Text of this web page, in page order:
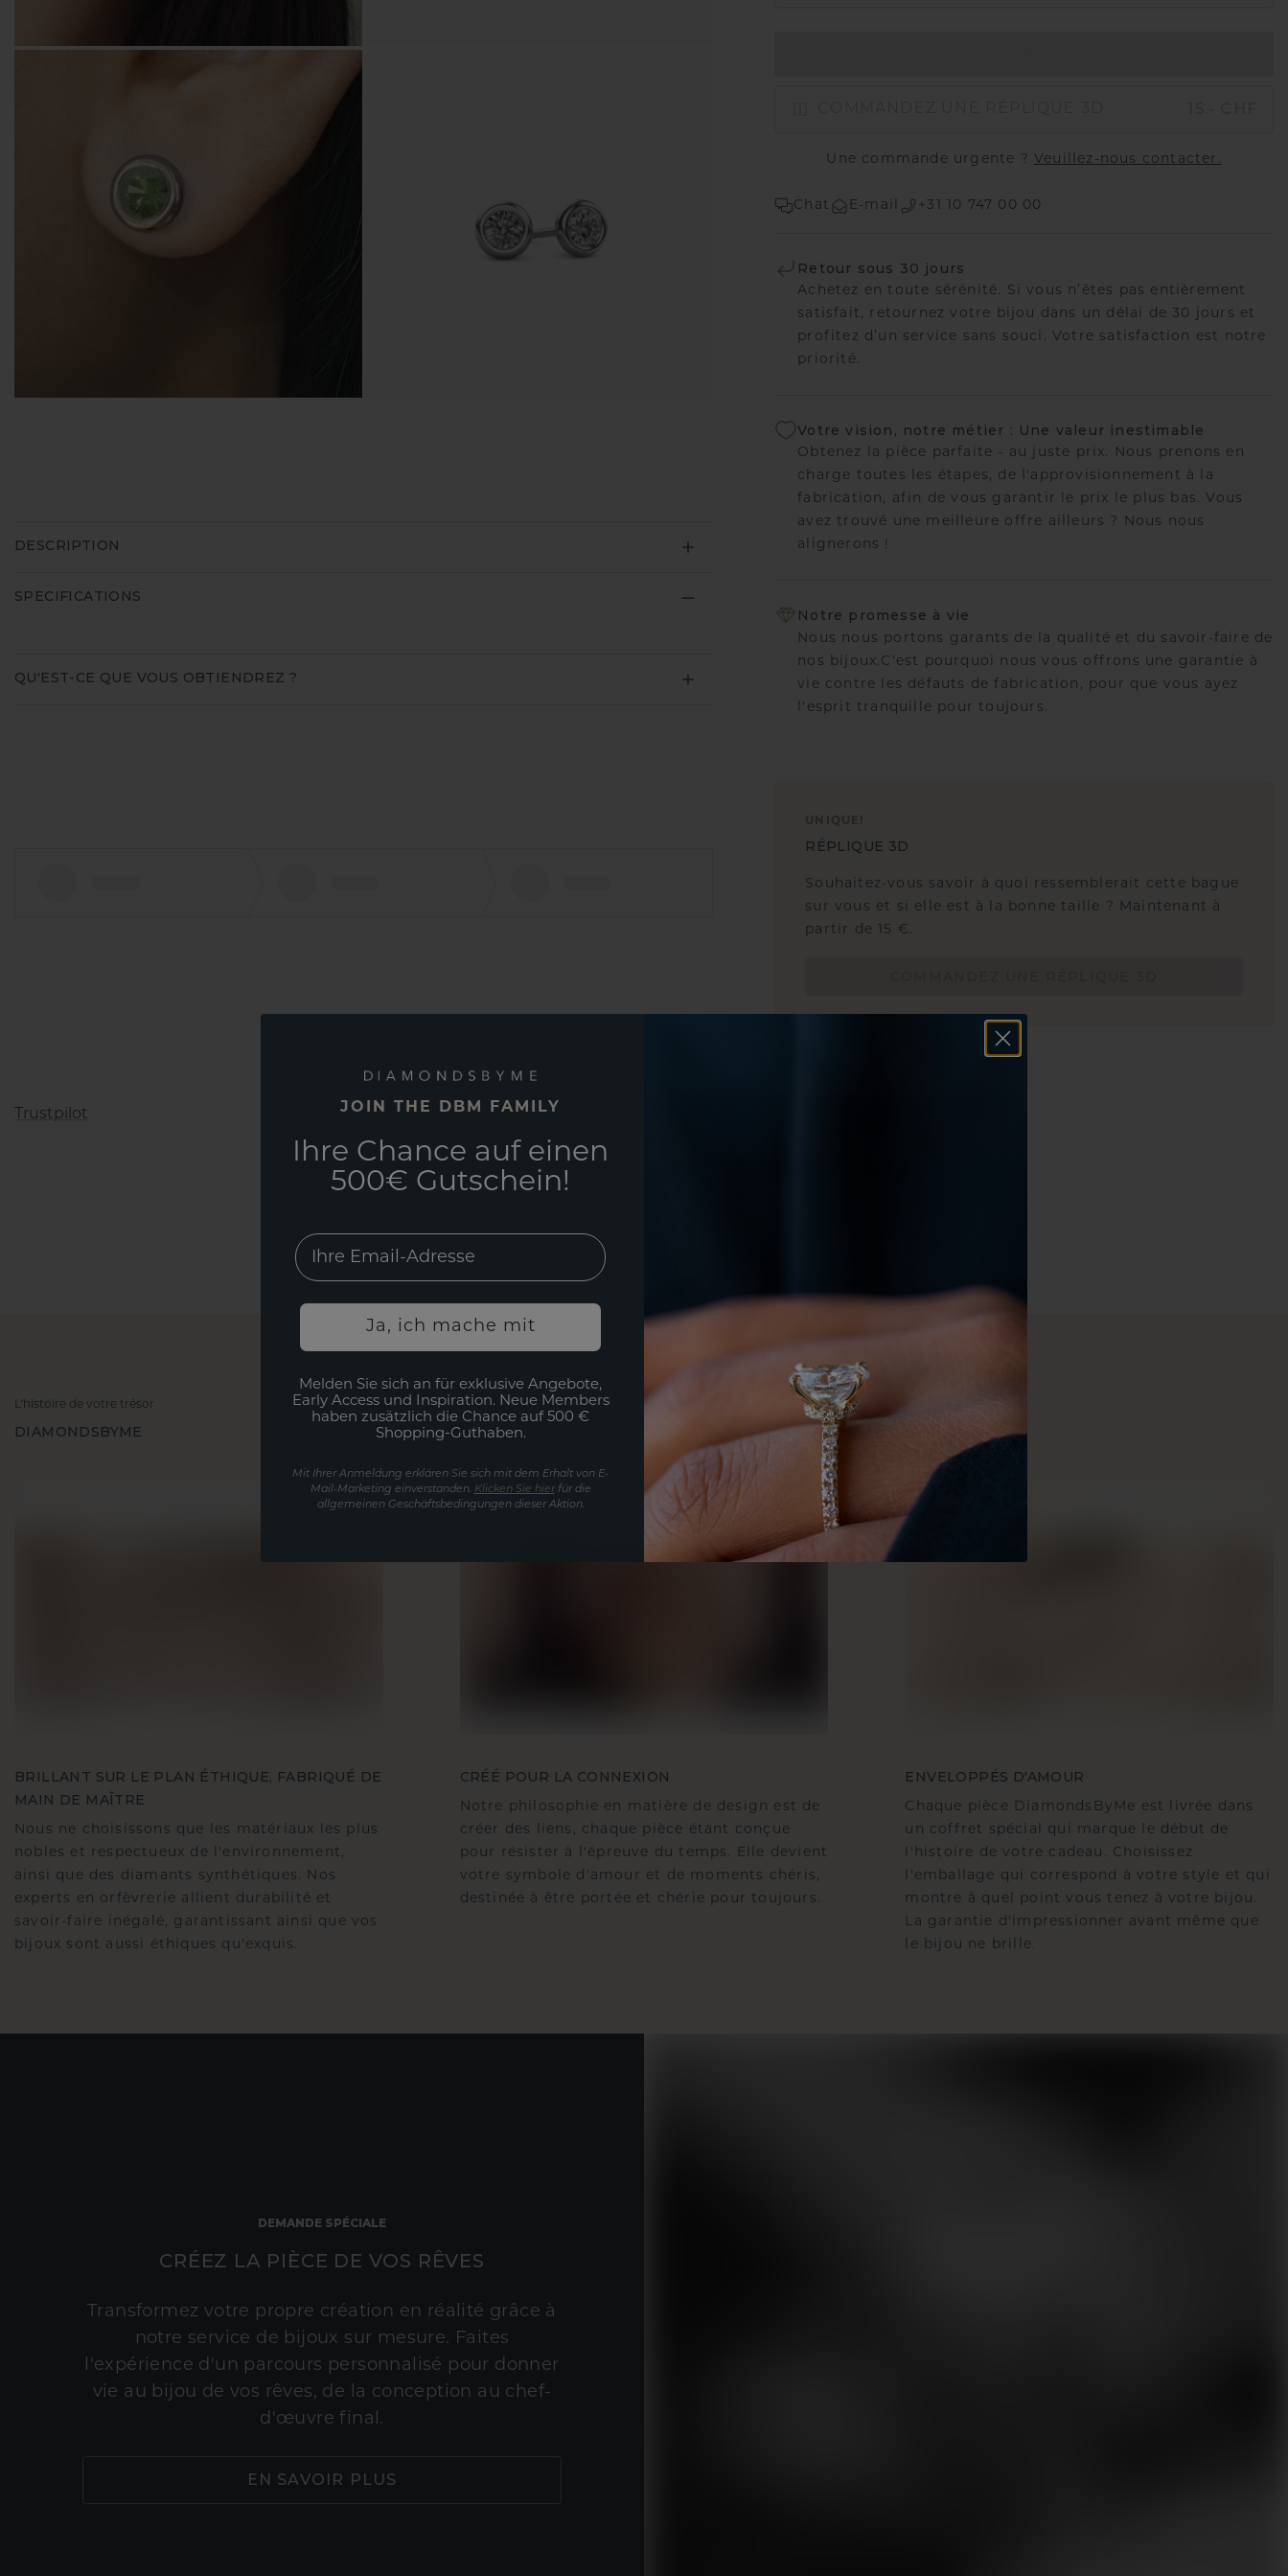
Une commande urgente ? Veuillez-nous contacter.
Chat E-mail +31 10 747 00 00
Retour sous 30 jours
Achetez en toute sérénité. Si vous n’êtes pas entièrement
satisfait, retournez votre bijou dans un délai de 30 jours et
profitez d’un service sans souci. Votre satisfaction est notre
priorité.
Votre vision, notre métier : Une valeur inestimable
Obtenez la pièce parfaite - au juste prix. Nous prenons en
charge toutes les étapes, de l'approvisionnement à la
fabrication, afin de vous garantir le prix le plus bas. Vous
avez trouvé une meilleure offre ailleurs ? Nous nous
alignerons !
Notre promesse à vie
Nous nous portons garants de la qualité et du savoir-faire de
nos bijoux.C'est pourquoi nous vous offrons une garantie à
vie contre les défauts de fabrication, pour que vous ayez
l'esprit tranquille pour toujours.
UNIQUE
RÉPLIQUE 3D
Souhaitez-vous savoir à quoi ressemblerait cette bague
sur vous et si elle est à la bonne taille ? Maintenant à
partir de 15 €.
DESCRIPTION
SPECIFICATIONS
QU'EST-CE QUE VOUS OBTIENDREZ ?
Trustpilot
L'histoire de votre trésor
DIAMONDSBYME
BRILLANT SUR LE PLAN ÉTHIQUE, FABRIQUÉ DE
MAIN DE MAÎTRE
Nous ne choisissons que les matériaux les plus
nobles et respectueux de l'environnement,
ainsi que des diamants synthétiques. Nos
experts en orfèvrerie allient durabilité et
savoir-faire inégalé, garantissant ainsi que vos
bijoux sont aussi éthiques qu'exquis.
CRÉÉ POUR LA CONNEXION
Notre philosophie en matière de design est de
créer des liens, chaque pièce étant conçue
pour résister à l'épreuve du temps. Elle devient
votre symbole d'amour et de moments chéris,
destinée à être portée et chérie pour toujours.
ENVELOPPÉS D'AMOUR
Chaque pièce DiamondsByMe est livrée dans
un coffret spécial qui marque le début de
l'histoire de votre cadeau. Choisissez
l'emballage qui correspond à votre style et qui
montre à quel point vous tenez à votre bijou.
La garantie d'impressionner avant même que
le bijou ne brille.
DEMANDE SPÉCIALE
CRÉEZ LA PIÈCE DE VOS RÊVES
Transformez votre propre création en réalité grâce à
notre service de bijoux sur mesure. Faites
l'expérience d'un parcours personnalisé pour donner
vie au bijou de vos rêves, de la conception au chef-
d'œuvre final.
EN SAVOIR PLUS
JOIN THE DBM FAMILY
Ihre Chance auf einen
500€ Gutschein!
EMail
Ja, ich mache mit
Melden Sie sich an für exklusive Angebote,
Early Access und Inspiration. Neue Members
haben zusätzlich die Chance auf 500 €
Shopping-Guthaben.
Mit Ihrer Anmeldung erklären Sie sich mit dem Erhalt von E-
Mail-Marketing einverstanden. Klicken Sie hierfür die
allgemeinen Geschäftsbedingungen dieser Aktion.